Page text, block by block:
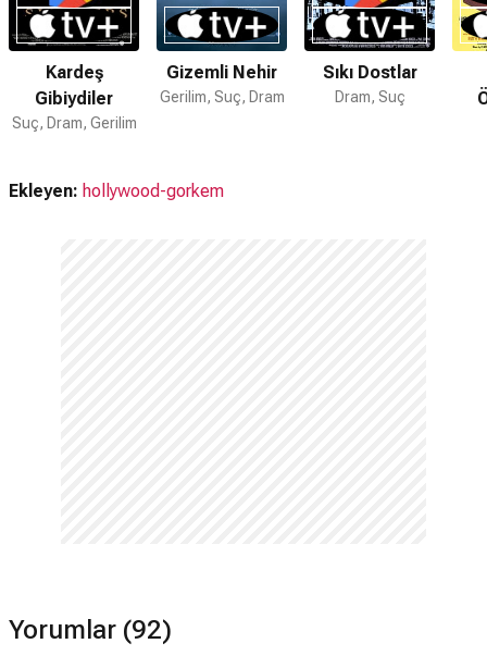
Kardeş
Gibiydiler
Suç, Dram, Gerilim
Gizemli Nehir
Gerilim, Suç, Dram
Sıkı Dostlar
Dram, Suç
Ekleyen: hollywood-gorkem
Yorumlar (92)